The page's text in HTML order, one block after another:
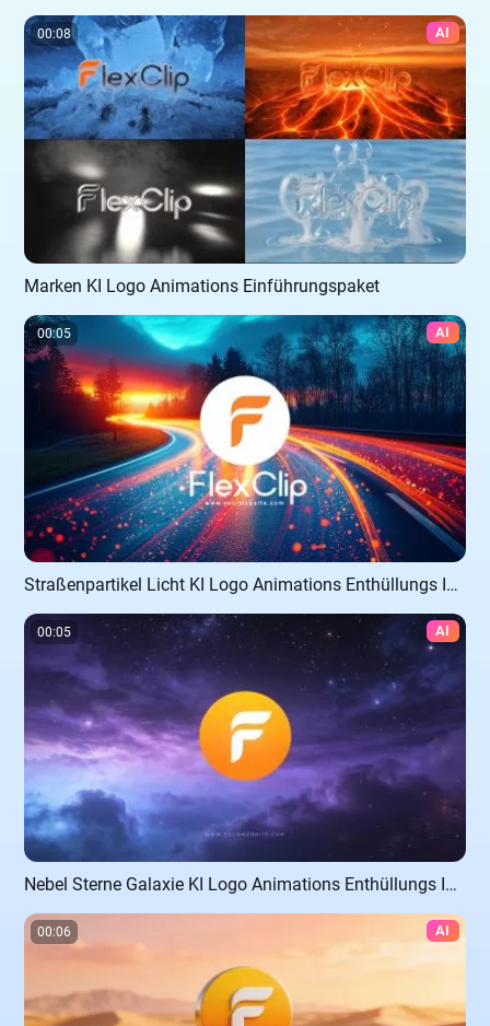
AI
00:08
Marken KI Logo Animations Einführungspaket
AI
00:05
Straßenpartikel Licht KI Logo Animations Enthüllungs Intro
AI
00:05
Nebel Sterne Galaxie KI Logo Animations Enthüllungs Intro
AI
00:06